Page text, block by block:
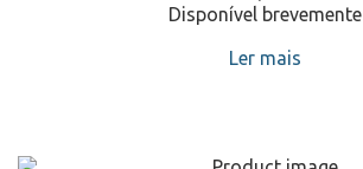
Disponível brevemente
Ler mais